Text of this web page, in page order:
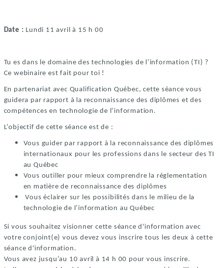
Date : Lundi 11 avril à 15 h 00
Tu es dans le domaine des technologies de l’information (TI) ?
Ce webinaire est fait pour toi !
En partenariat avec Qualification Québec, cette séance vous
guidera par rapport à la reconnaissance des diplômes et des
compétences en technologie de l’information.
L’objectif de cette séance est de :
Vous guider par rapport à la reconnaissance des diplômes
internationaux pour les professions dans le secteur des TI
au Québec
Vous outiller pour mieux comprendre la réglementation
en matière de reconnaissance des diplômes
Vous éclairer sur les possibilités dans le milieu de la
technologie de l’information au Québec
Si vous souhaitez visionner cette séance d'information avec
votre conjoint(e) vous devez vous inscrire tous les deux à cette
séance d'information.
Vous avez jusqu’au 10 avril à 14 h 00 pour vous inscrire.